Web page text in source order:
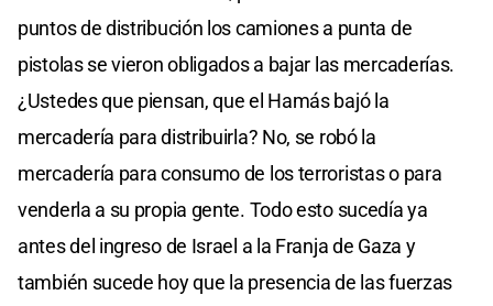
puntos de distribución los camiones a punta de
pistolas se vieron obligados a bajar las mercaderías.
¿Ustedes que piensan, que el Hamás bajó la
mercadería para distribuirla? No, se robó la
mercadería para consumo de los terroristas o para
venderla a su propia gente. Todo esto sucedía ya
antes del ingreso de Israel a la Franja de Gaza y
también sucede hoy que la presencia de las fuerzas